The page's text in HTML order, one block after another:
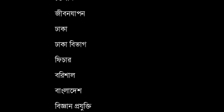
জীবনযাপন
ঢাকা
ঢাকা বিভাগ
ফিচার
বরিশাল
বাংলাদেশ
বিজ্ঞান প্রযুক্তি